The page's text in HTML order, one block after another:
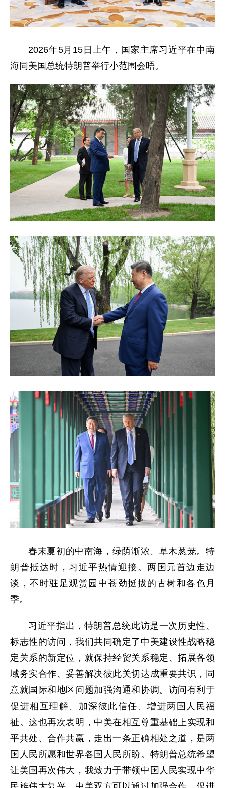
2026年5月15日上午，国家主席习近平在中南
海同美国总统特朗普举行小范围会晤。
春末夏初的中南海，绿荫渐浓、草木葱茏。特
朗普抵达时，习近平热情迎接。两国元首边走边
谈，不时驻足观赏园中苍劲挺拔的古树和各色月
季。
习近平指出，特朗普总统此访是一次历史性、
标志性的访问，我们共同确定了中美建设性战略稳
定关系的新定位，就保持经贸关系稳定、拓展各领
域务实合作、妥善解决彼此关切达成重要共识，同
意就国际和地区问题加强沟通和协调。访问有利于
促进相互理解、加深彼此信任、增进两国人民福
祉。这也再次表明，中美在相互尊重基础上实现和
平共处、合作共赢，走出一条正确相处之道，是两
国人民所愿和世界各国人民所盼。特朗普总统希望
让美国再次伟大，我致力于带领中国人民实现中华